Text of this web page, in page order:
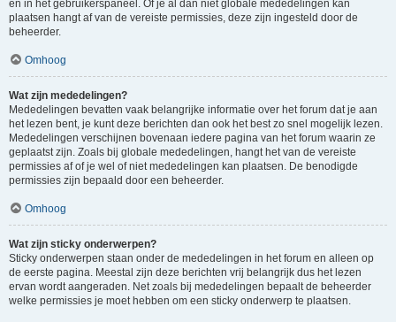
en in het gebruikerspaneel. Of je al dan niet globale mededelingen kan
plaatsen hangt af van de vereiste permissies, deze zijn ingesteld door de
beheerder.
Omhoog
Wat zijn mededelingen?
Mededelingen bevatten vaak belangrijke informatie over het forum dat je aan
het lezen bent, je kunt deze berichten dan ook het best zo snel mogelijk lezen.
Mededelingen verschijnen bovenaan iedere pagina van het forum waarin ze
geplaatst zijn. Zoals bij globale mededelingen, hangt het van de vereiste
permissies af of je wel of niet mededelingen kan plaatsen. De benodigde
permissies zijn bepaald door een beheerder.
Omhoog
Wat zijn sticky onderwerpen?
Sticky onderwerpen staan onder de mededelingen in het forum en alleen op
de eerste pagina. Meestal zijn deze berichten vrij belangrijk dus het lezen
ervan wordt aangeraden. Net zoals bij mededelingen bepaalt de beheerder
welke permissies je moet hebben om een sticky onderwerp te plaatsen.